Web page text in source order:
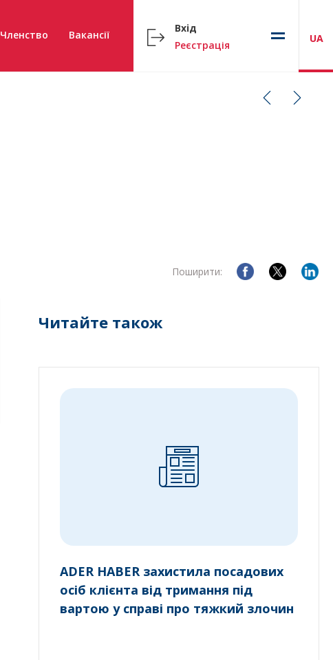
Членство Вакансії
Вхід
Реєстрація
UA
Поширити:
Читайте також
ADER HABER захистила посадових
осіб клієнта від тримання під
вартою у справі про тяжкий злочин